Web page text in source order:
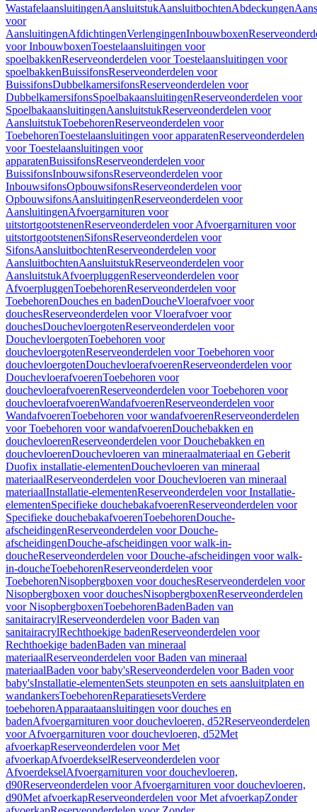
WastafelaansluitingenAansluitstukAansluitbochtenAbdeckungen
voor
AansluitingenAfdichtingenVerlengingenInbouwboxen
voor InbouwboxenToestelaansluitingen voor
spoelbakkenReserveonderdelen voor Toestelaansluitingen voor
spoelbakkenBuissifonsReserveonderdelen voor
BuissifonsDubbelkamersifonsReserveonderdelen voor
DubbelkamersifonsSpoelbakaansluitingenReserveonderdelen voor
SpoelbakaansluitingenAansluitstukReserveonderdelen voor
AansluitstukToebehorenReserveonderdelen voor
ToebehorenToestelaansluitingen voor apparatenReserveonderdelen
voor Toestelaansluitingen voor
apparatenBuissifonsReserveonderdelen voor
BuissifonsInbouwsifonsReserveonderdelen voor
InbouwsifonsOpbouwsifonsReserveonderdelen voor
OpbouwsifonsAansluitingenReserveonderdelen voor
AansluitingenAfvoergarnituren voor
uitstortgootstenenReserveonderdelen voor Afvoergarnituren voor
uitstortgootstenenSifonsReserveonderdelen voor
SifonsAansluitbochtenReserveonderdelen voor
AansluitbochtenAansluitstukReserveonderdelen voor
AansluitstukAfvoerpluggenReserveonderdelen voor
AfvoerpluggenToebehorenReserveonderdelen voor
ToebehorenDouches en badenDoucheVloerafvoer voor
douchesReserveonderdelen voor Vloerafvoer voor
douchesDouchevloergotenReserveonderdelen voor
DouchevloergotenToebehoren voor
douchevloergotenReserveonderdelen voor Toebehoren voor
douchevloergotenDouchevloerafvoerenReserveonderdelen voor
DouchevloerafvoerenToebehoren voor
douchevloerafvoerenReserveonderdelen voor Toebehoren voor
douchevloerafvoerenWandafvoerenReserveonderdelen voor
WandafvoerenToebehoren voor wandafvoerenReserveonderdelen
voor Toebehoren voor wandafvoerenDouchebakken en
douchevloerenReserveonderdelen voor Douchebakken en
douchevloerenDouchevloeren van mineraalmateriaal en Geberit
Duofix installatie-elementenDouchevloeren van mineraal
materiaalReserveonderdelen voor Douchevloeren van mineraal
materiaalInstallatie-elementenReserveonderdelen voor Installatie-
elementenSpecifieke douchebakafvoerenReserveonderdelen voor
Specifieke douchebakafvoerenToebehorenDouche-
afscheidingenReserveonderdelen voor Douche-
afscheidingenDouche-afscheidingen voor walk-in-
doucheReserveonderdelen voor Douche-afscheidingen voor walk-
in-doucheToebehorenReserveonderdelen voor
ToebehorenNisopbergboxen voor douchesReserveonderdelen voor
Nisopbergboxen voor douchesNisopbergboxenReserveonderdelen
voor NisopbergboxenToebehorenBadenBaden van
sanitairacrylReserveonderdelen voor Baden van
sanitairacrylRechthoekige badenReserveonderdelen voor
Rechthoekige badenBaden van mineraal
materiaalReserveonderdelen voor Baden van mineraal
materiaalBaden voor baby'sReserveonderdelen voor Baden voor
baby'sInstallatie-elementenSets steunpoten en sets aansluitplaten en
wandankersToebehorenReparatiesetsVerdere
toebehorenApparaataansluitingen voor douches en
badenAfvoergarnituren voor douchevloeren, d52Reserveonderdelen
voor Afvoergarnituren voor douchevloeren, d52Met
afvoerkapReserveonderdelen voor Met
afvoerkapAfvoerdekselReserveonderdelen voor
AfvoerdekselAfvoergarnituren voor douchevloeren,
d90Reserveonderdelen voor Afvoergarnituren voor douchevloeren,
d90Met afvoerkapReserveonderdelen voor Met afvoerkapZonder